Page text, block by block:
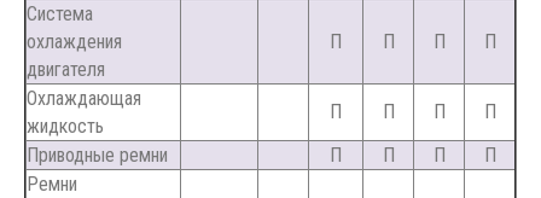
Система
охлаждения
двигателя
П П П П
Охлаждающая
жидкость
П П П
П
Приводные ремни
П П П
П
Ремни